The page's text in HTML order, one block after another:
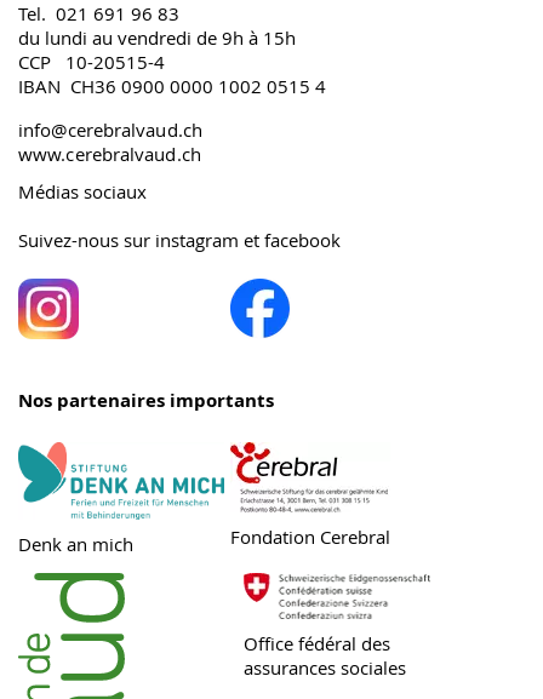
Tel. 021 691 96 83
du lundi au vendredi de 9h à 15h
CCP 10-20515-4
IBAN CH36 0900 0000 1002 0515 4
info@cerebralvaud.ch
www.cerebralvaud.ch
Médias sociaux
Suivez-nous sur instagram et facebook
Nos partenaires importants
Denk an mich Fondation Cerebral
Office fédéral des
assurances sociales